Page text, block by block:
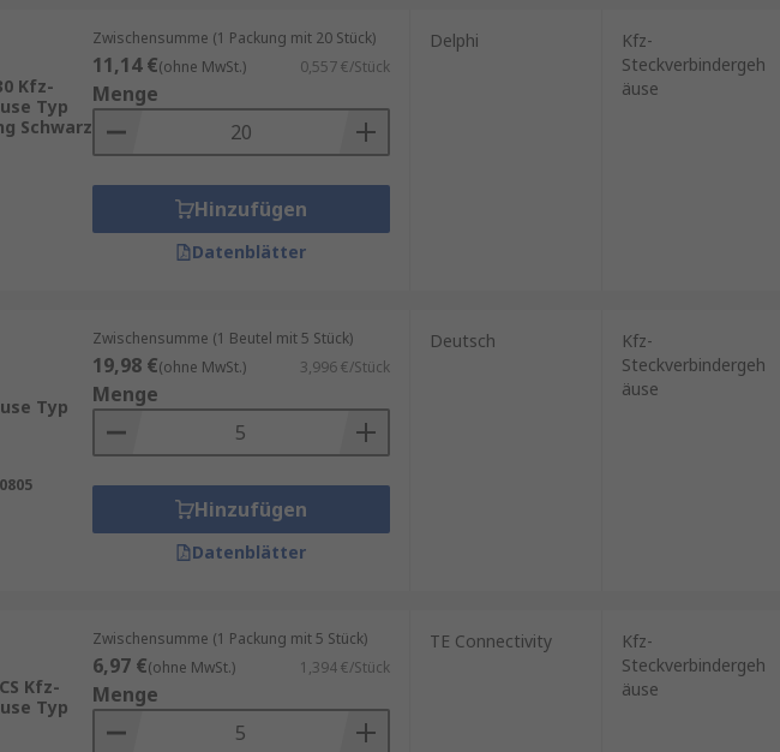
Kfz-
Typ
Schwarz
Zwischensumme (1 Packung mit 20 Stück)
11,14 €(ohne MwSt.) 0,557 €/Stück
Menge
Hinzufügen
Datenblätter
Delphi
Kfz-
Steckverbindergeh
äuse
Typ
Zwischensumme (1 Beutel mit 5 Stück)
19,98 €(ohne MwSt.) 3,996 €/Stück
Menge
Hinzufügen
Datenblätter
Deutsch
Kfz-
Steckverbindergeh
äuse
Kfz-
Typ
Zwischensumme (1 Packung mit 5 Stück)
6,97 €(ohne MwSt.) 1,394 €/Stück
Menge
TE Connectivity
Kfz-
Steckverbindergeh
äuse